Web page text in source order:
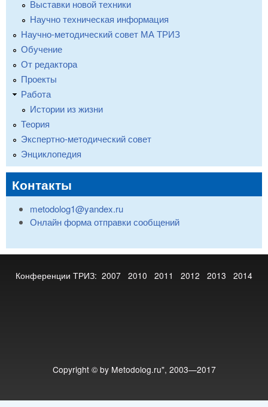
Выставки новой техники
Научно техническая информация
Научно-методический совет МА ТРИЗ
Обучение
От редактора
Проекты
Работа
Истории из жизни
Теория
Экспертно-методический совет
Энциклопедия
Контакты
metodolog1@yandex.ru
Онлайн форма отправки сообщений
Конференции ТРИЗ: 2007 2010 2011 2012 2013 2014
Copyright © by Metodolog.ru", 2003—2017